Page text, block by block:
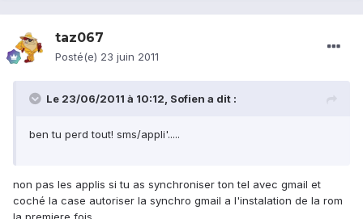
taz067
Posté(e) 23 juin 2011
Le 23/06/2011 à 10:12, Sofien a dit :
ben tu perd tout! sms/appli'.....
non pas les applis si tu as synchroniser ton tel avec gmail et
coché la case autoriser la synchro gmail a l'instalation de la rom